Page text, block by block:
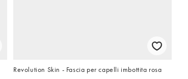
Revolution Skin - Fascia per capelli imbottita rosa